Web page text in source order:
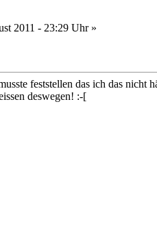
2011 - 23:29 Uhr »
feststellen das ich das nicht
deswegen! :-[